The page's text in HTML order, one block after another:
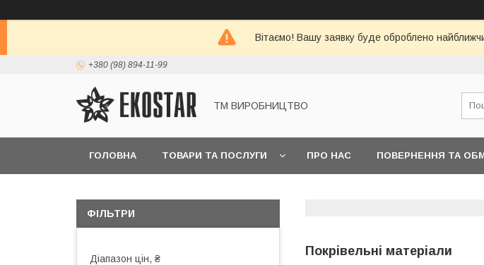
Вітаємо! Вашу заявку буде оброблено
+380 (98) 894-11-99
ТМ ВИРОБНИЦТВО
ГОЛОВНА ТОВАРИ ТА ПОСЛУГИ ПРО НАС ПОВЕРНЕННЯ ТА
Покрівельні матеріали
ФІЛЬТРИ
Діапазон цін, ₴